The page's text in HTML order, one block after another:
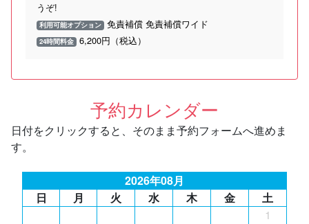
うぞ!
利用可能オプション 免責補償 免責補償ワイド
24時間料金 6,200円（税込）
予約カレンダー
日付をクリックすると、そのまま予約フォームへ進めま
す。
2026年08月
日
月 火 水 木 金
土
1